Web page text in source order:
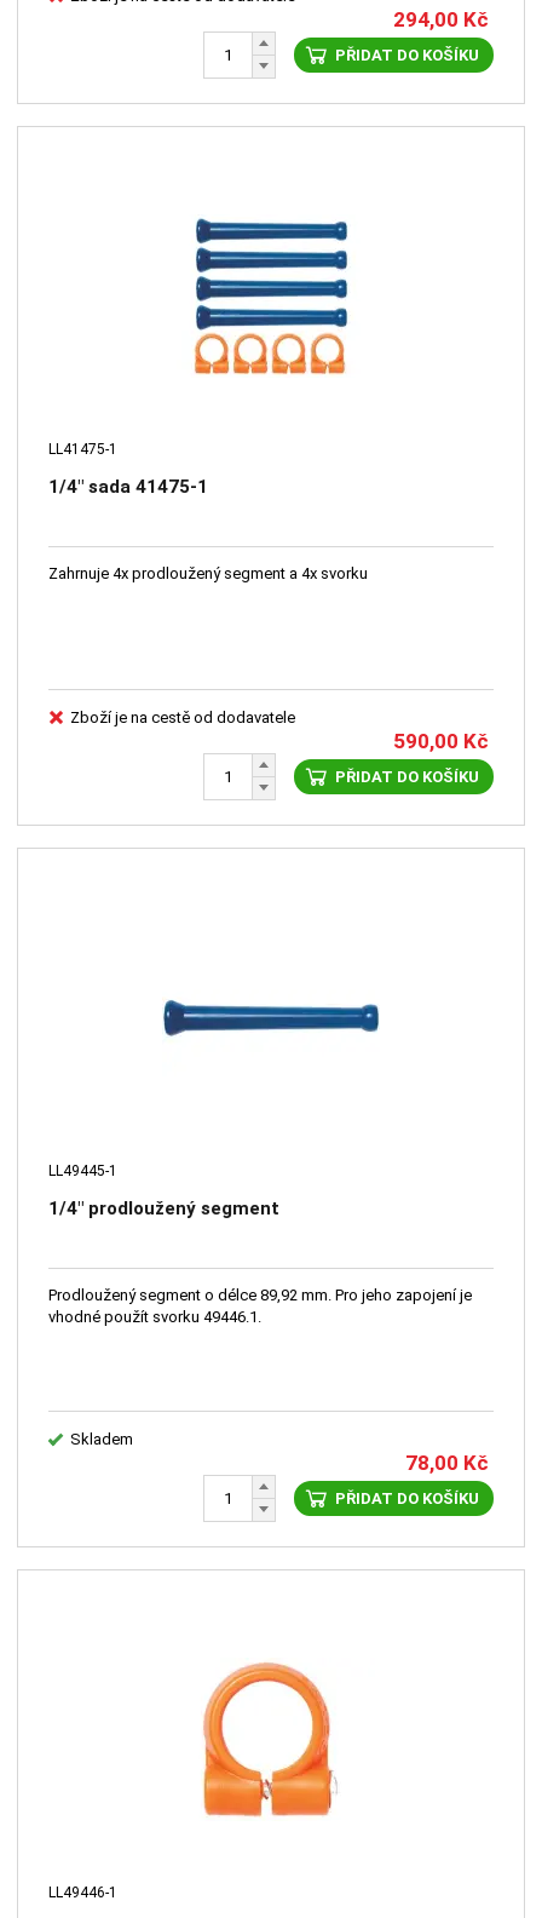
294,00 Kč
PŘIDAT DO KOŠÍKU
LL41475-1
1/4" sada 41475-1
Zahrnuje 4x prodloužený segment a 4x svorku
Zboží je na cestě od dodavatele
590,00 Kč
PŘIDAT DO KOŠÍKU
LL49445-1
1/4" prodloužený segment
Prodloužený segment o délce 89,92 mm. Pro jeho zapojení je
vhodné použít svorku 49446.1.
Skladem
78,00 Kč
PŘIDAT DO KOŠÍKU
LL49446-1